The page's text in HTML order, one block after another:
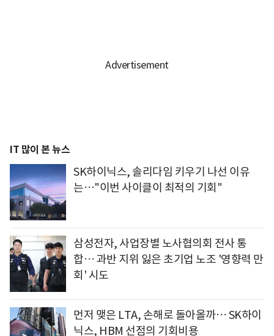
IT 많이 본 뉴스
SK하이닉스, 솔리다임 키우기 나선 이유
는…"이번 사이클이 최적의 기회"
삼성전자, 사업장별 노사협의회 전사 통
합… 과반 지위 잃은 초기업 노조 '영향력 만
회' 시도
먼저 맺은 LTA, 손해로 돌아올까… SK하이
닉스, HBM 선점의 기회비용